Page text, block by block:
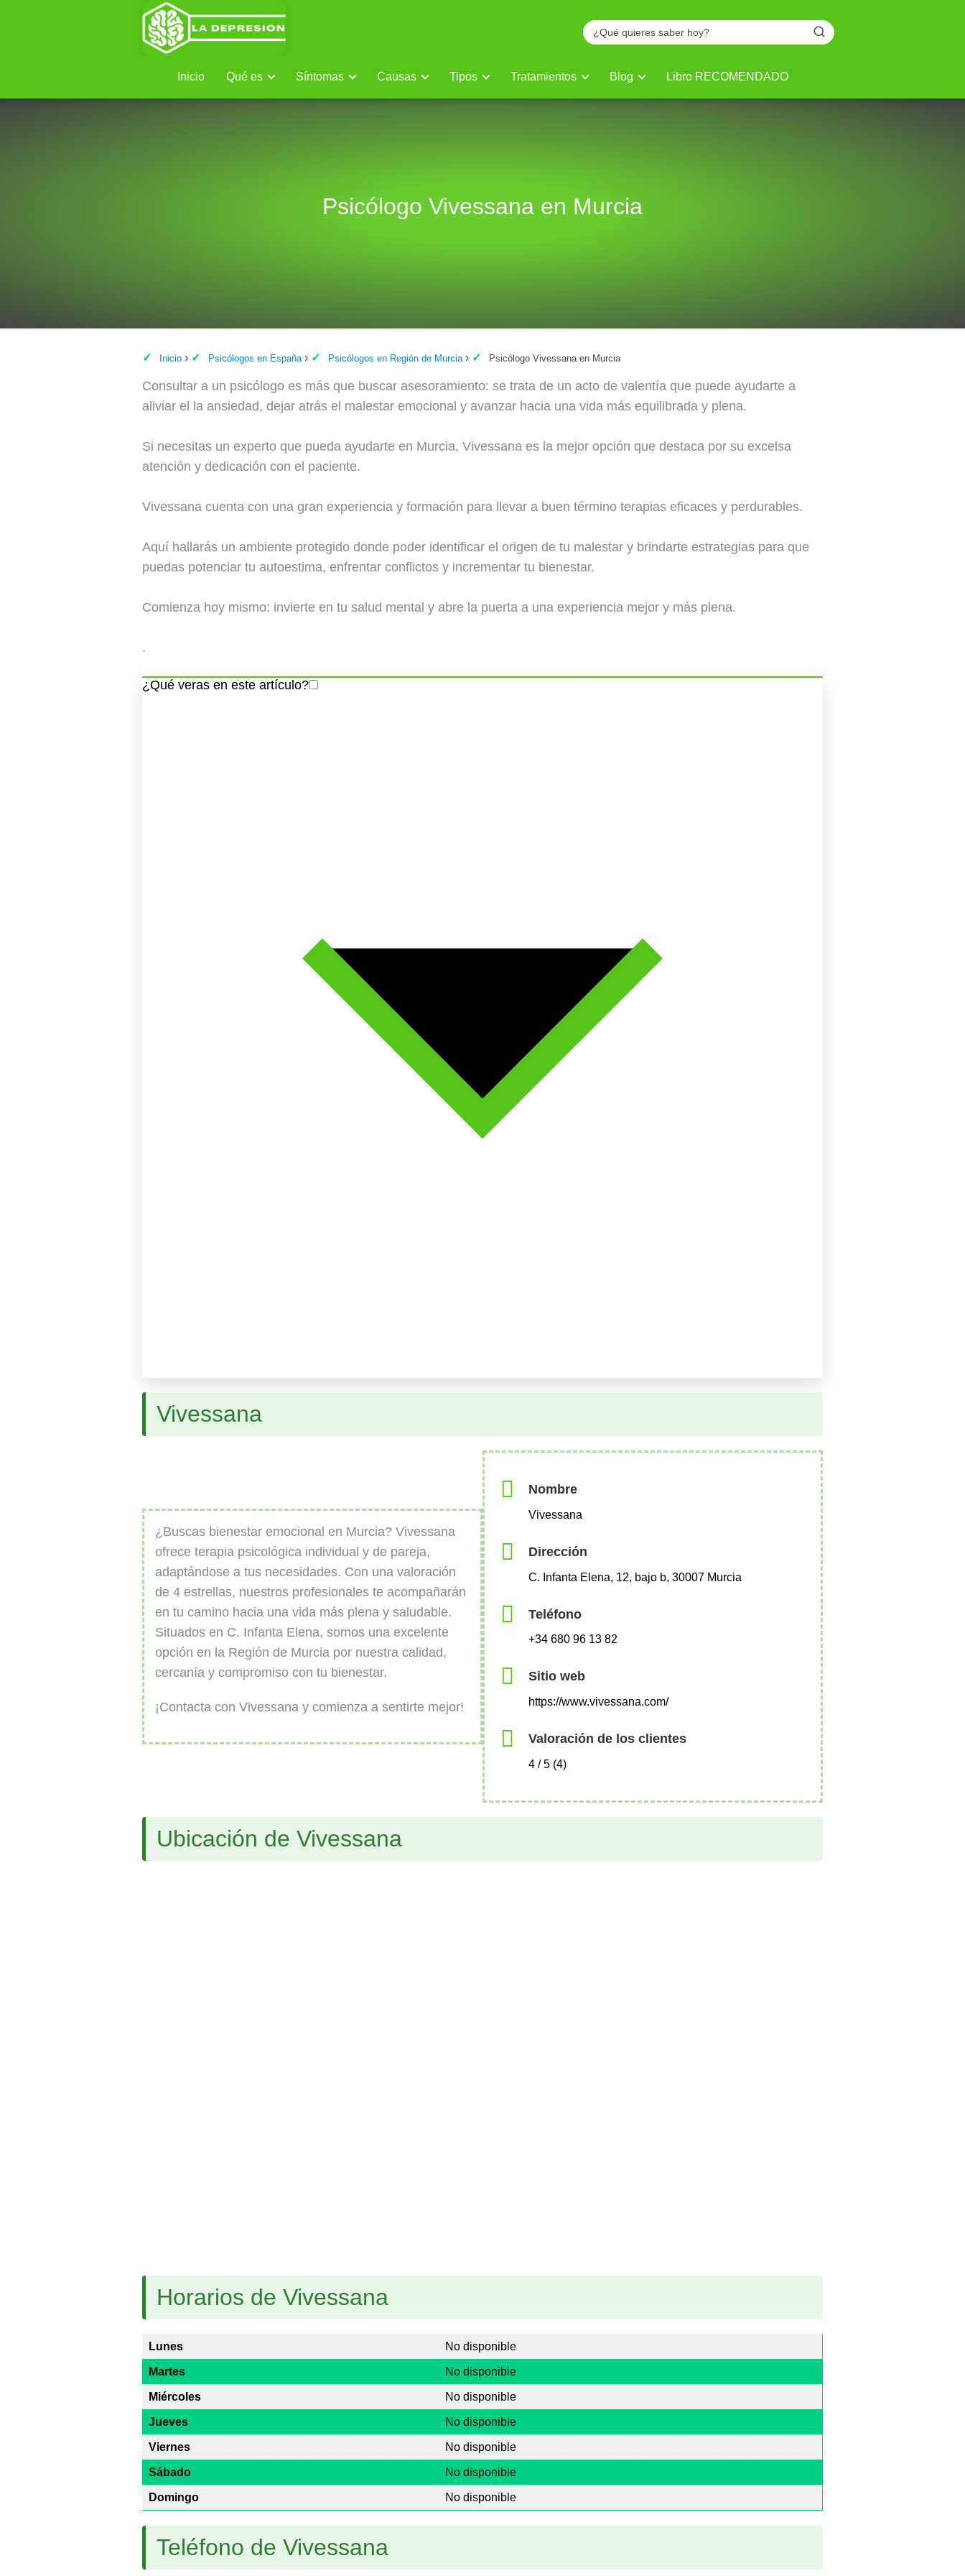
Inicio Qué es Síntomas Causas Tipos Tratamientos Blog Libro RECOMENDADO
Psicólogo Vivessana en Murcia
Inicio Psicólogos en España Psicólogos en Región de Murcia Psicólogo Vivessana en Murcia
Consultar a un psicólogo es más que buscar asesoramiento: se trata de un acto de valentía que puede ayudarte a
aliviar el la ansiedad, dejar atrás el malestar emocional y avanzar hacia una vida más equilibrada y plena.
Si necesitas un experto que pueda ayudarte en Murcia, Vivessana es la mejor opción que destaca por su excelsa
atención y dedicación con el paciente.
Vivessana cuenta con una gran experiencia y formación para llevar a buen término terapias eficaces y perdurables.
Aquí hallarás un ambiente protegido donde poder identificar el origen de tu malestar y brindarte estrategias para que
puedas potenciar tu autoestima, enfrentar conflictos y incrementar tu bienestar.
Comienza hoy mismo: invierte en tu salud mental y abre la puerta a una experiencia mejor y más plena.
.
¿Qué veras en este artículo?
Vivessana
¿Buscas bienestar emocional en Murcia? Vivessana
ofrece terapia psicológica individual y de pareja,
adaptándose a tus necesidades. Con una valoración
de 4 estrellas, nuestros profesionales te acompañarán
en tu camino hacia una vida más plena y saludable.
Situados en C. Infanta Elena, somos una excelente
opción en la Región de Murcia por nuestra calidad,
cercanía y compromiso con tu bienestar.
¡Contacta con Vivessana y comienza a sentirte mejor!
Nombre
Vivessana
Dirección
C. Infanta Elena, 12, bajo b, 30007 Murcia
Teléfono
+34 680 96 13 82
Sitio web
https://www.vivessana.com/
Valoración de los clientes
4 / 5 (4)
Ubicación de Vivessana
Horarios de Vivessana
Lunes No disponible
Martes No disponible
Miércoles No disponible
Jueves No disponible
Viernes No disponible
Sábado No disponible
Domingo No disponible
Teléfono de Vivessana